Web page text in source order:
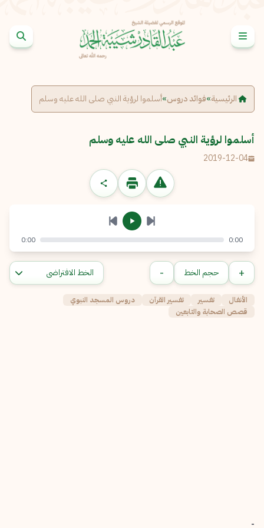
الرئيسية»فوائد دروس»أسلموا لرؤية النبي صلى الله عليه وسلم
أسلموا لرؤية النبي صلى الله عليه وسلم
2019-12-04
الإبلاغ عن مشكلة
الرسالة
إرسال إلغاء
0:00
0:00
+ حجم الخط -
الأنفال تفسير تفسير القرآن
دروس المسجد النبوي
قصص الصحابة والتابعين
-